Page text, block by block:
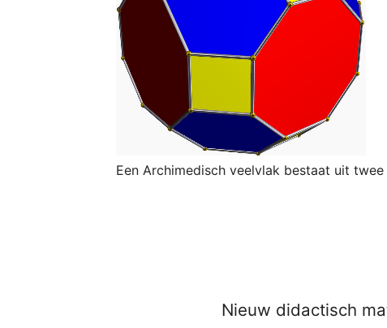
Een Archimedisch veelvlak bestaat uit
Nieuw didactisch